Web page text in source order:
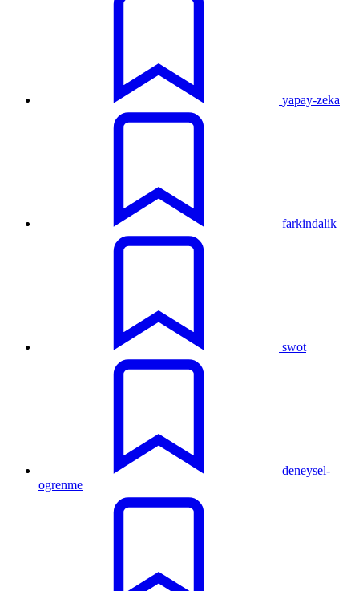
yapay-zeka
farkindalik
swot
deneysel-
ogrenme